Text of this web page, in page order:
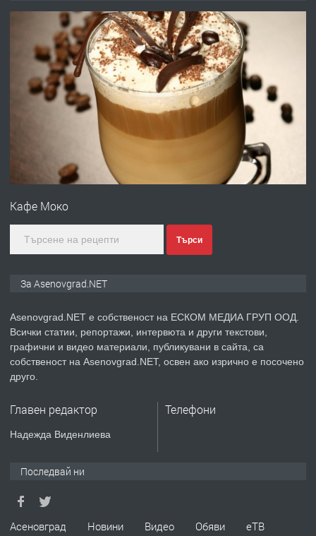
преди 10 месеца
ПРЕДЛАГА
Професионална броячна машина -
със сертификат от ЕЦБ
преди 1 година
ПРЕДЛАГА
Професионална зеленчукорезачка
преди 2 години
ПРЕДЛАГА
Давам индивидуалани уроци по
преди 2 години
Кафе Моко
Търси
За Asenovgrad.NET
Asenovgrad.NET е собственост на ЕСКОМ МЕДИА ГРУП ООД.
Всички статии, репортажи, интервюта и други текстови,
графични и видео материали, публикувани в сайта, са
собственост на Asenovgrad.NET, освен ако изрично е посочено
друго.
Главен редактор
Надежда Виденлиева
Телефони
Последвай ни
Асеновград Новини Видео Обяви
еТВ